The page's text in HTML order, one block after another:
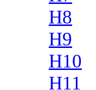
H8
H9
H10
H11